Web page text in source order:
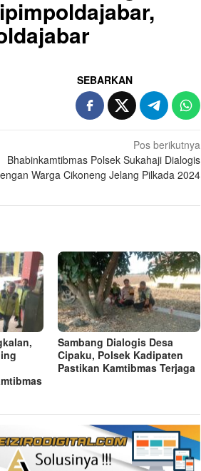
SEBARKAN
Pos berikutnya
Bhabinkamtibmas Polsek Sukahaji Dialogis
Warga Cikoneng Jelang Pilkada 2024
Sambang Dialogis Desa
Cipaku, Polsek Kadipaten
Pastikan Kamtibmas Terjaga